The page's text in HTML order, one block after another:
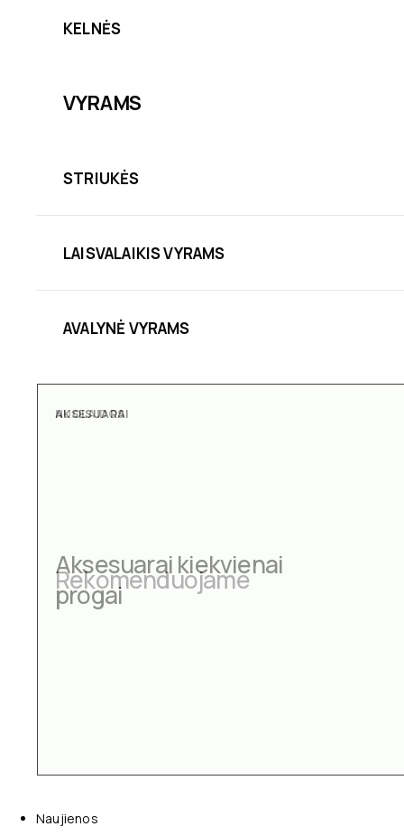
KELNĖS
VYRAMS
STRIUKĖS
LAISVALAIKIS VYRAMS
AVALYNĖ VYRAMS
AKSESUARAI
Aksesuarai kiekvienai
progai
Naujienos